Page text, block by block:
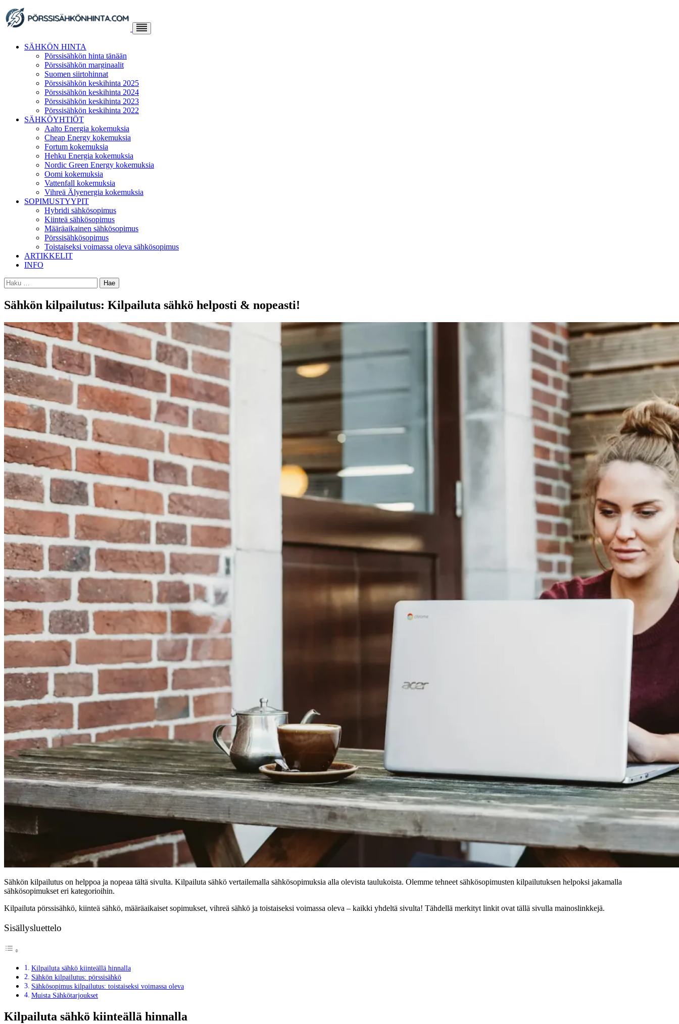
Skip
to
content
SÄHKÖN HINTA
Pörssisähkön hinta tänään
Pörssisähkön marginaalit
Suomen siirtohinnat
Pörssisähkön keskihinta 2025
Pörssisähkön keskihinta 2024
Pörssisähkön keskihinta 2023
Pörssisähkön keskihinta 2022
SÄHKÖYHTIÖT
Aalto Energia kokemuksia
Cheap Energy kokemuksia
Fortum kokemuksia
Hehku Energia kokemuksia
Nordic Green Energy kokemuksia
Oomi kokemuksia
Vattenfall kokemuksia
Vihreä Älyenergia kokemuksia
SOPIMUSTYYPIT
Hybridi sähkösopimus
Kiinteä sähkösopimus
Määräaikainen sähkösopimus
Pörssisähkösopimus
Toistaiseksi voimassa oleva sähkösopimus
ARTIKKELIT
INFO
Haku:
Sähkön kilpailutus: Kilpailuta sähkö helposti & nopeasti!
Sähkön kilpailutus on helppoa ja nopeaa tältä sivulta. Kilpailuta sähkö vertailemalla sähkösopimuksia alla olevista taulukoista. Olemme tehneet sähkösopimusten kilpailutuksen helpoksi jakamalla
sähkösopimukset eri kategorioihin.
Kilpailuta pörssisähkö, kiinteä sähkö, määräaikaiset sopimukset, vihreä sähkö ja toistaiseksi voimassa oleva – kaikki yhdeltä sivulta! Tähdellä merkityt linkit ovat tällä sivulla mainoslinkkejä.
Sisällysluettelo
Kilpailuta sähkö kiinteällä hinnalla
Sähkön kilpailutus: pörssisähkö
Sähkösopimus kilpailutus: toistaiseksi voimassa oleva
Muista Sähkötarjoukset
Kilpailuta sähkö kiinteällä hinnalla